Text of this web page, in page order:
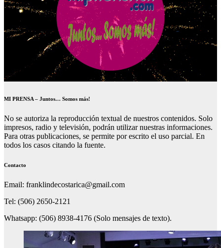
MI PRENSA – Juntos… Somos más!
No se autoriza la reproducción textual de nuestros contenidos. Solo
impresos, radio y televisión, podrán utilizar nuestras informaciones.
Para otras publicaciones, se permite por escrito el uso parcial. En
todos los casos citando la fuente.
Contacto
Email: franklindecostarica@gmail.com
Tel: (506) 2650-2121
Whatsapp: (506) 8938-4176 (Solo mensajes de texto).